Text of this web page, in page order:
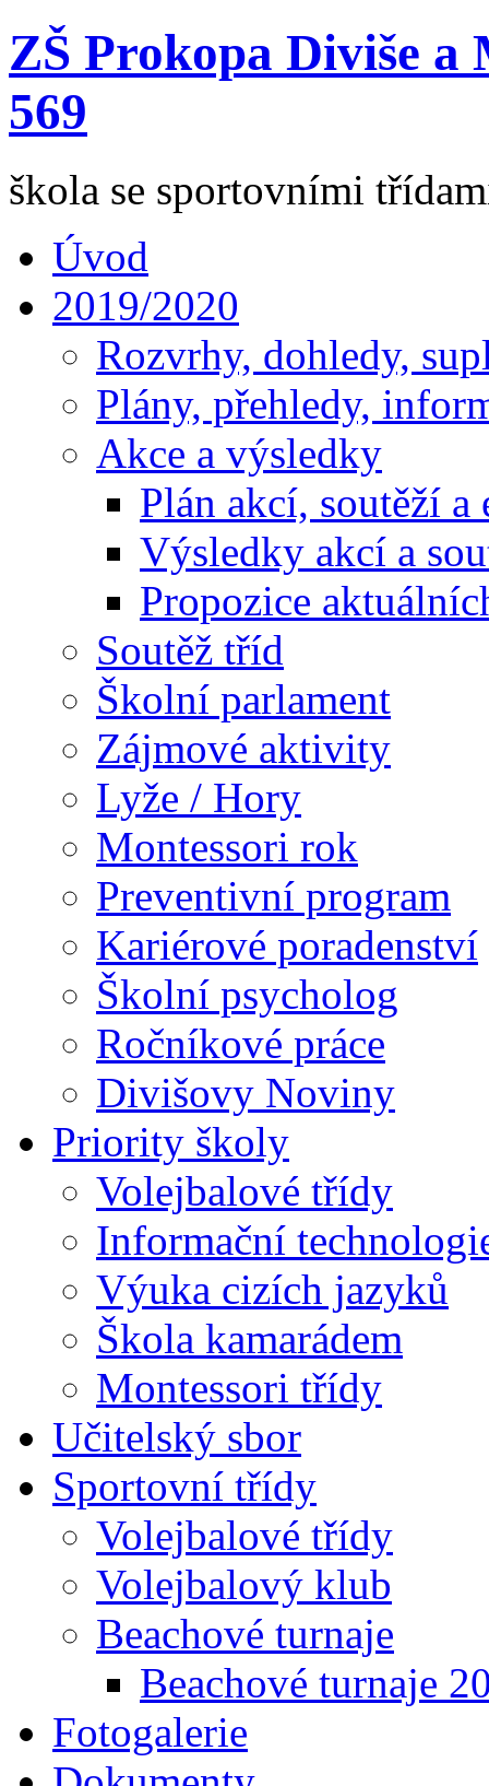
ZŠ Prokopa Diviše
569
škola se sportovními
Úvod
2019/2020
Rozvrhy, dohledy,
Plány, přehledy,
Akce a výsledky
Plán akcí, soutěží a
Výsledky akcí a
Propozice
Soutěž tříd
Školní parlament
Zájmové aktivity
Lyže / Hory
Montessori rok
Preventivní program
Kariérové poradenství
Školní psycholog
Ročníkové práce
Divišovy Noviny
Priority školy
Volejbalové třídy
Informační
Výuka cizích jazyků
Škola kamarádem
Montessori třídy
Učitelský sbor
Sportovní třídy
Volejbalové třídy
Volejbalový klub
Beachové turnaje
Beachové turnaje
Fotogalerie